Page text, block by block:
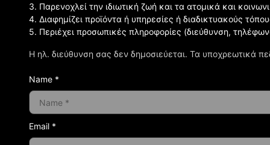
Η ηλ. διεύθυνση σας δεν δημοσιεύεται. Τα υποχρεωτικά
3. Παρενοχλεί την ιδιωτική ζωή και τα ατομικά και
4. Διαφημίζει προϊόντα ή υπηρεσίες ή διαδικτυακούς
5. Περιέχει προσωπικές πληροφορίες (διεύθυνση,
Name *
Email *